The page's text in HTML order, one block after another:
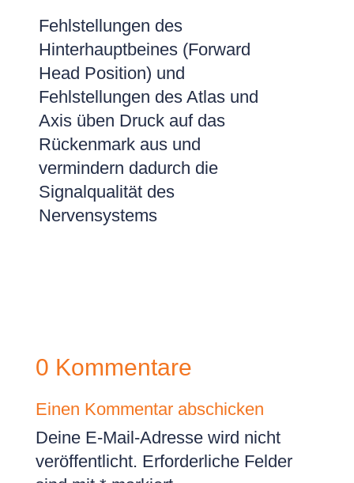
Fehlstellungen des
Hinterhauptbeines (Forward
Head Position) und
Fehlstellungen des Atlas und
Axis üben Druck auf das
Rückenmark aus und
vermindern dadurch die
Signalqualität des
Nervensystems
0 Kommentare
Einen Kommentar abschicken
Deine E-Mail-Adresse wird nicht
veröffentlicht. Erforderliche Felder